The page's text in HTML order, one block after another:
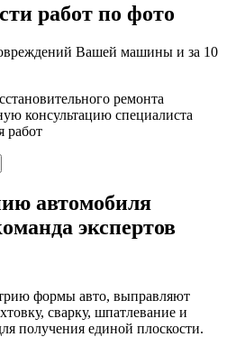
работ по фото
Вашей машины и за 10
ремонта
консультацию специалиста
работ
автомобиля
экспертов
формы авто, выправляют
сварку, шпатлевание и
получения единой плоскости.